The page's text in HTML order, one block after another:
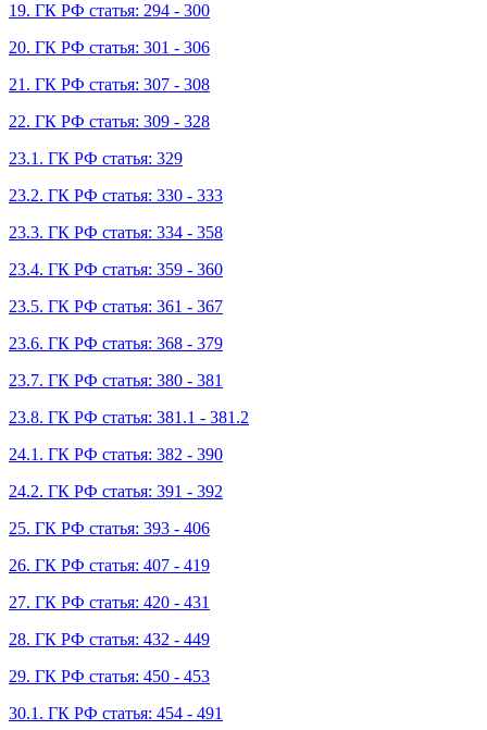
19. ГК РФ статья: 294 - 300
20. ГК РФ статья: 301 - 306
21. ГК РФ статья: 307 - 308
22. ГК РФ статья: 309 - 328
23.1. ГК РФ статья: 329
23.2. ГК РФ статья: 330 - 333
23.3. ГК РФ статья: 334 - 358
23.4. ГК РФ статья: 359 - 360
23.5. ГК РФ статья: 361 - 367
23.6. ГК РФ статья: 368 - 379
23.7. ГК РФ статья: 380 - 381
23.8. ГК РФ статья: 381.1 - 381.2
24.1. ГК РФ статья: 382 - 390
24.2. ГК РФ статья: 391 - 392
25. ГК РФ статья: 393 - 406
26. ГК РФ статья: 407 - 419
27. ГК РФ статья: 420 - 431
28. ГК РФ статья: 432 - 449
29. ГК РФ статья: 450 - 453
30.1. ГК РФ статья: 454 - 491